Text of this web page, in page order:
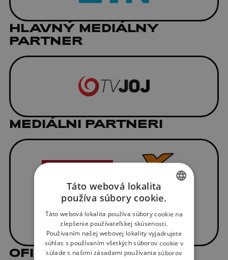
HLAVNÝ MEDIÁLNY
PARTNER
MEDIÁLNI PARTNERI
OFICIÁLNI DODÁVATELIA
SLOVAK
ENGLISH
Táto webová lokalita
používa súbory cookie.
Táto webová lokalita používa súbory cookie na
zlepšenie používateľskej skúsenosti.
Používaním našej webovej lokality vyjadrujete
súhlas s používaním všetkých súborov cookie v
súlade s našimi zásadami používania súborov